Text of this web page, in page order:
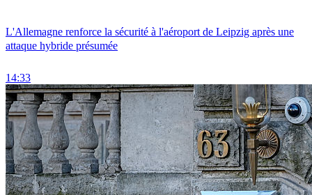
L'Allemagne renforce la sécurité à l'aéroport de Leipzig après une
attaque hybride présumée
14:33